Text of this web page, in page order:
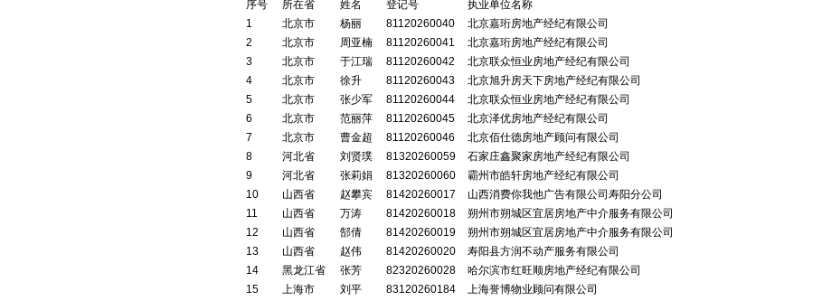
序号 所在省 姓名 登记号
执业单位名称
1
北京市 杨丽 81120260040
北京嘉珩房地产经纪有限公司
2
北京市 周亚楠 81120260041
北京嘉珩房地产经纪有限公司
3
北京市 于江瑞 81120260042
北京联众恒业房地产经纪有限公司
4
北京市 徐升 81120260043
北京旭升房天下房地产经纪有限公司
5
北京市 张少军 81120260044
北京联众恒业房地产经纪有限公司
6
北京市 范丽萍 81120260045
北京泽优房地产经纪有限公司
7
北京市 曹金超 81120260046
北京佰仕德房地产顾问有限公司
8
河北省 刘贤璞 81320260059
石家庄鑫聚家房地产经纪有限公司
9
河北省 张莉娟 81320260060
霸州市皓轩房地产经纪有限公司
10
山西省 赵攀宾 81420260017
山西消费你我他广告有限公司寿阳分公司
11
山西省 万涛 81420260018
朔州市朔城区宜居房地产中介服务有限公司
12
山西省 郜倩 81420260019
朔州市朔城区宜居房地产中介服务有限公司
13
山西省 赵伟 81420260020
寿阳县方润不动产服务有限公司
14
黑龙江省 张芳 82320260028
哈尔滨市红旺顺房地产经纪有限公司
15
上海市 刘平 83120260184
上海誉博物业顾问有限公司